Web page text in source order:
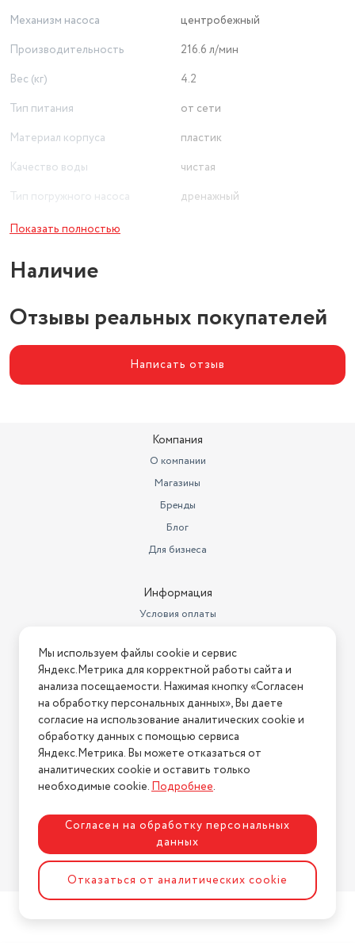
Механизм насоса
центробежный
Производительность
216.6 л/мин
Вес (кг)
4.2
Тип питания
от сети
Материал корпуса
пластик
Качество воды
чистая
Тип погружного насоса
дренажный
Защита от перегрева
Максимальный напор
7 м
Показать полностью
Наличие
Отзывы реальных покупателей
Написать отзыв
Компания
О компании
Магазины
Бренды
Блог
Для бизнеса
Информация
Условия оплаты
Условия возврата
Нашли ошибку на сайте? Напишите нам
2026 © Интернет-магазин "АстМаркет". У нас есть всё!
Политика конфиденциальности
Разработка сайтаASTDESIGN
Мы используем файлы cookie и сервис
Яндекс.Метрика для корректной работы сайта и
анализа посещаемости. Нажимая кнопку «Согласен
на обработку персональных данных», Вы даете
согласие на использование аналитических cookie и
обработку данных с помощью сервиса
Яндекс.Метрика. Вы можете отказаться от
аналитических cookie и оставить только
необходимые cookie.Подробнее.
Согласен на обработку персональных
данных
Отказаться от аналитических cookie